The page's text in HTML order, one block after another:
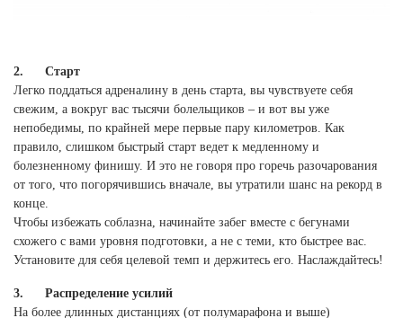
2. Старт
Легко поддаться адреналину в день старта, вы чувствуете себя
свежим, а вокруг вас тысячи болельщиков – и вот вы уже
непобедимы, по крайней мере первые пару километров. Как
правило, слишком быстрый старт ведет к медленному и
болезненному финишу. И это не говоря про горечь разочарования
от того, что погорячившись вначале, вы утратили шанс на рекорд в
конце.
Чтобы избежать соблазна, начинайте забег вместе с бегунами
схожего с вами уровня подготовки, а не с теми, кто быстрее вас.
Установите для себя целевой темп и держитесь его. Наслаждайтесь!
3. Распределение усилий
На более длинных дистанциях (от полумарафона и выше)